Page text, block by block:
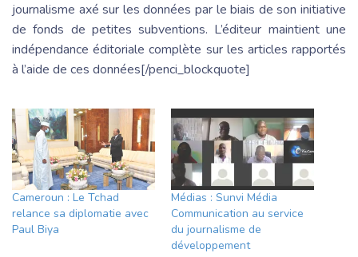
journalisme axé sur les données par le biais de son initiative
de fonds de petites subventions. L’éditeur maintient une
indépendance éditoriale complète sur les articles rapportés
à l’aide de ces données[/penci_blockquote]
Cameroun : Le Tchad
relance sa diplomatie avec
Paul Biya
Médias : Sunvi Média
Communication au service
du journalisme de
développement